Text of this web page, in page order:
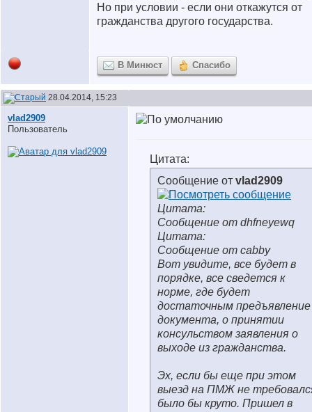
Но при условии - если они откажутся от
гражданства другого государства.
В Минюст Спасибо
28.04.2014, 15:23
vlad2909
Пользователь
Цитата:
Сообщение от vlad2909
Цитата:
Сообщение от dhfneyewq
Цитата:
Сообщение от cabby
Вот увидите, все будет в
порядке, все сведется к
норме, где будет
достаточным предъявление
документа, о принятии
консульством заявления о
выходе из гражданства.
Эх, если бы еще при этом
выезд на ПМЖ не
было бы круто. Пришел в